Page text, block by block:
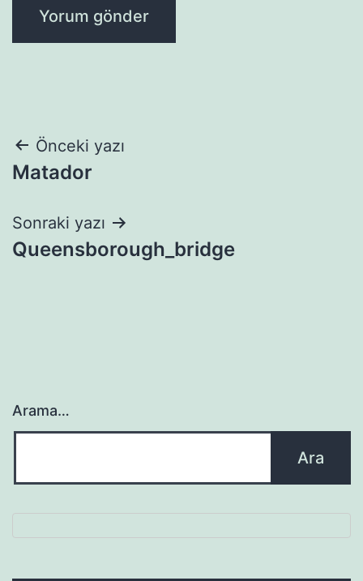
Yazı
gezinmesi
Önceki yazı
Matador
Sonraki yazı
Queensborough_bridge
Arama…